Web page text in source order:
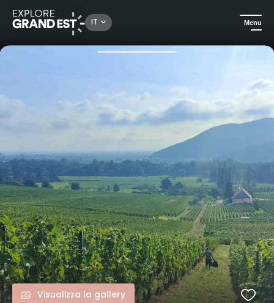
IT Menu
Escursioni Degustazione di vini presso la tenuta Alphonse Meyer
Visualizza la gallery